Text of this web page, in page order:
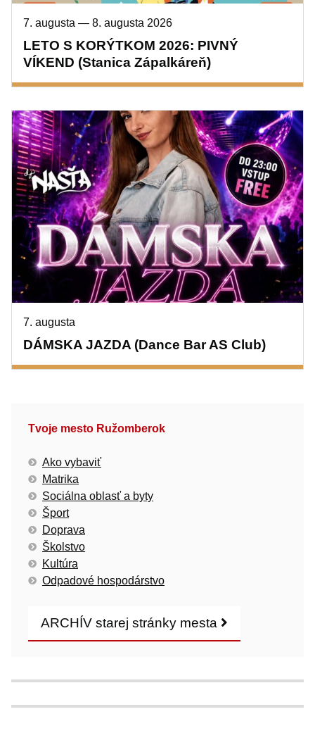
LETO S KORÝTKOM 2026: PIVNÝ
VÍKEND (Stanica Zápalkáreň)
7. augusta — 8. augusta 2026
DÁMSKA JAZDA (Dance Bar AS Club)
7. augusta
Tvoje mesto Ružomberok
Ako vybaviť
Matrika
Sociálna oblasť a byty
Šport
Doprava
Školstvo
Kultúra
Odpadové hospodárstvo
ARCHÍV starej stránky mesta
Mestská polícia
Inzercia